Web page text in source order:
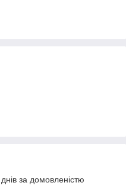
за домовленістю